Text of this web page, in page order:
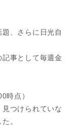
、さらに日光自
事として毎週金
点）
つけられていな
。